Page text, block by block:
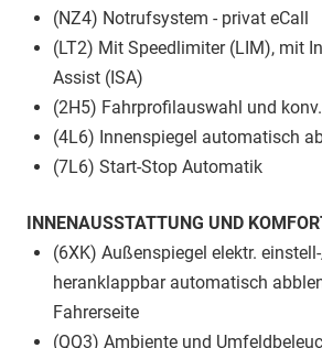
(NZ4) Notrufsystem - privat eCall
(LT2) Mit Speedlimiter (LIM), mit
Assist (ISA)
(2H5) Fahrprofilauswahl und
(4L6) Innenspiegel automatisch
(7L6) Start-Stop Automatik
INNENAUSSTATTUNG UND
(6XK) Außenspiegel elektr.
heranklappbar automatisch
Fahrerseite
(QQ3) Ambiente und